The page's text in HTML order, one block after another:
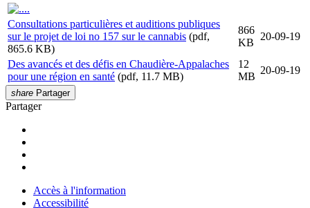
..
Consultations particulières et auditions publiques
sur le projet de loi no 157 sur le cannabis (pdf,
865.6 KB)
866
KB
20-09-19
Des avancés et des défis en Chaudière-Appalaches
pour une région en santé (pdf, 11.7 MB)
12
MB
20-09-19
share Partager
Partager
Accès à l'information
Accessibilité